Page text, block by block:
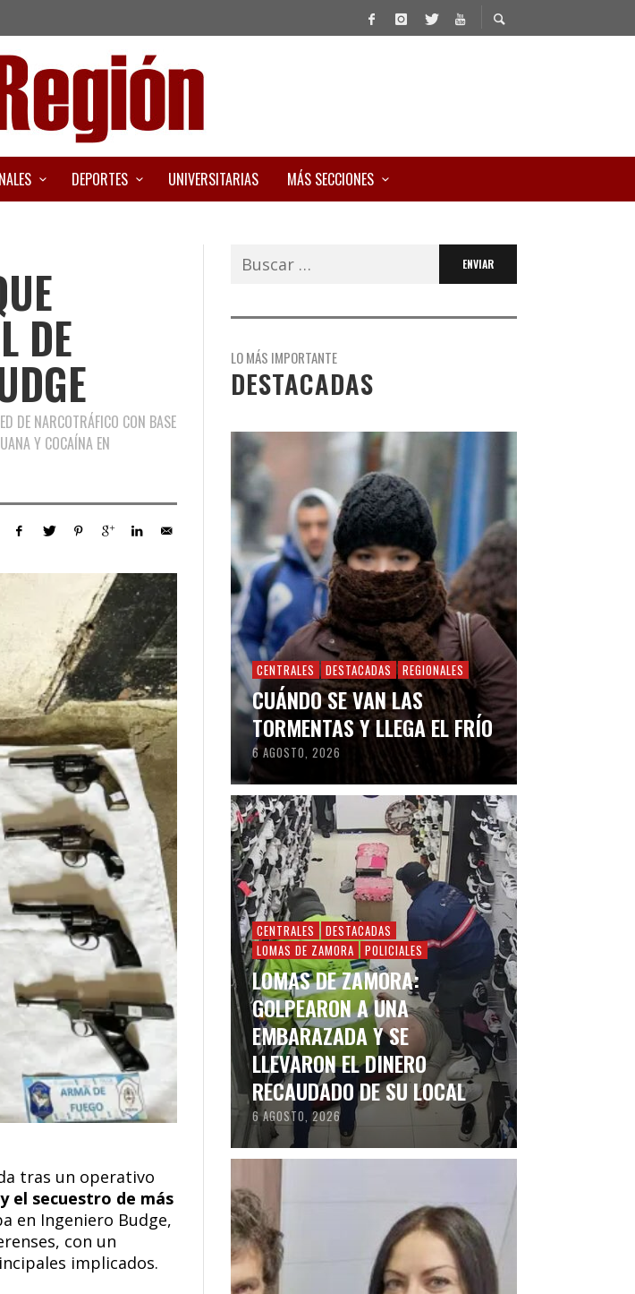
DEPORTES UNIVERSITARIAS MÁS SECCIONES
DE
DE NARCOTRÁFICO CON BASE
Y COCAÍNA EN
tras un operativo
el secuestro de más
en Ingeniero Budge,
con un
implicados.
Buscar:
LO MÁS IMPORTANTE
DESTACADAS
CENTRALES DESTACADAS REGIONALES
CUÁNDO SE VAN LAS
TORMENTAS Y LLEGA EL FRÍO
6 AGOSTO, 2026
CENTRALES
DESTACADAS
LOMAS DE ZAMORA
POLICIALES
LOMAS DE ZAMORA:
GOLPEARON A UNA
EMBARAZADA Y SE
LLEVARON EL DINERO
RECAUDADO DE SU LOCAL
6 AGOSTO, 2026